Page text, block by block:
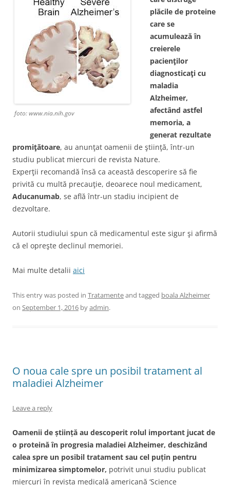
foto: www.nia.nih.gov
plăcile de proteine
care se
acumulează în
creierele
pacienţilor
diagnosticaţi cu
maladia
Alzheimer,
afectând astfel
memoria, a
generat rezultate
promiţătoare, au anunţat oamenii de ştiinţă, într-un
studiu publicat miercuri de revista Nature.
Experţii recomandă însă ca această descoperire să fie
privită cu multă precauţie, deoarece noul medicament,
Aducanumab, se află într-un stadiu incipient de
dezvoltare.
Autorii studiului spun că medicamentul este sigur şi afirmă
că el opreşte declinul memoriei.
Mai multe detalii aici
This entry was posted in Tratamenteand tagged boala Alzheimer
on September 1, 2016 byadmin.
O noua cale spre un posibil tratament al
maladiei Alzheimer
Leave a reply
Oamenii de știință au descoperit rolul important jucat de
o proteină în progresia maladiei Alzheimer, deschizând
calea spre un posibil tratament sau cel puțin pentru
minimizarea simptomelor, potrivit unui studiu publicat
miercuri în revista medicală americană ‘Science